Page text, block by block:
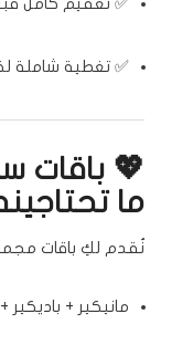
✅ تعقيم كامل
✅ تغطية شاملة
💖 باقات
ما
نُقدم لكِ باقات
مانيكير +